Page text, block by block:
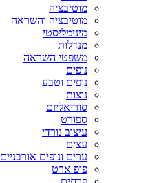
מוטיבציה
מוטיבציה והשראה
מינימליסטי
מנדלות
משפטי השראה
נופים
נופים וטבע
נוצות
סוריאליזם
ספורט
עיצוב נורדי
עצים
ערים ונופים אורבניים
פופ ארט